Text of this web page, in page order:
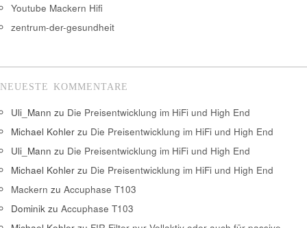
Youtube Mackern Hifi
zentrum-der-gesundheit
NEUESTE KOMMENTARE
Uli_Mann zu Die Preisentwicklung im HiFi und High End
Michael Kohler zu Die Preisentwicklung im HiFi und High End
Uli_Mann zu Die Preisentwicklung im HiFi und High End
Michael Kohler zu Die Preisentwicklung im HiFi und High End
Mackern zu Accuphase T103
Dominik zu Accuphase T103